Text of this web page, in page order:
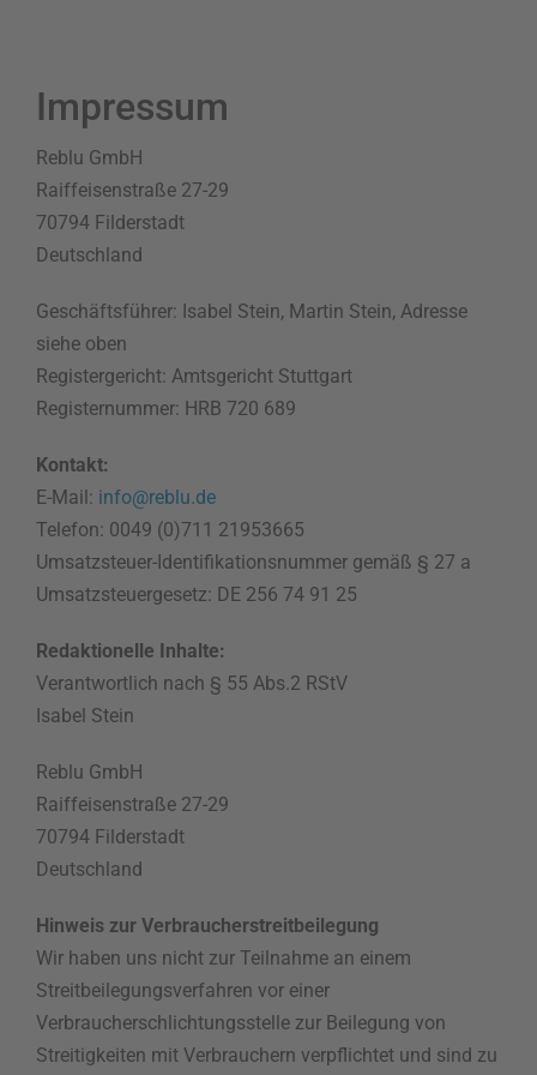
Impressum
Reblu GmbH
Raiffeisenstraße 27-29
70794 Filderstadt
Deutschland
Geschäftsführer: Isabel Stein, Martin Stein, Adresse
siehe oben
Registergericht: Amtsgericht Stuttgart
Registernummer: HRB 720 689
Kontakt:
E-Mail: info@reblu.de
Telefon: 0049 (0)711 21953665
Umsatzsteuer-Identifikationsnummer gemäß § 27 a
Umsatzsteuergesetz: DE 256 74 91 25
Redaktionelle Inhalte:
Verantwortlich nach § 55 Abs.2 RStV
Isabel Stein
Reblu GmbH
Raiffeisenstraße 27-29
70794 Filderstadt
Deutschland
Hinweis zur Verbraucherstreitbeilegung
Wir haben uns nicht zur Teilnahme an einem
Streitbeilegungsverfahren vor einer
Verbraucherschlichtungsstelle zur Beilegung von
Streitigkeiten mit Verbrauchern verpflichtet und sind zu